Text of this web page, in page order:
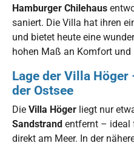
Hamburger Chilehaus
saniert. Die Villa hat ihren
und bietet heute eine
hohen Maß an Komfort und
Lage der Villa
der Ostsee
Die Villa Höger liegt nur
Sandstrand entfernt – ideal
direkt am Meer. In der